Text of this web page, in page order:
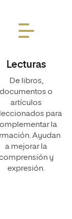
Lecturas
De libros,
documentos o
artículos
para
la
Ayudan
a mejorar la
y
expresión.